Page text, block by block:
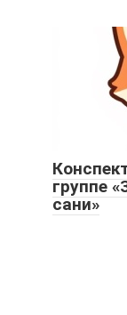
группе
сани»